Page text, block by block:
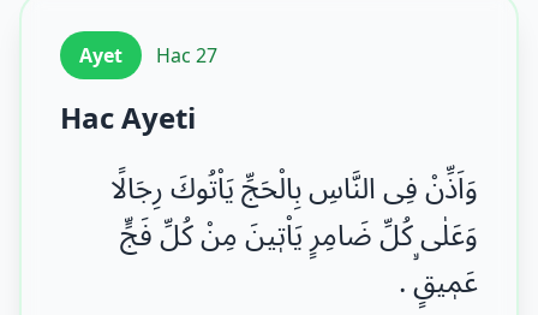
Ayet Hac 27
Hac Ayeti
وَاَذِّنْ فِی النَّاسِ بِالْحَجِّ یَاْتُوكَ رِجَالًا
وَعَلٰى كُلِّ ضَامِرٍ یَاْتٖینَ مِنْ كُلِّ فَجٍّ
عَمٖیقٍۙ .